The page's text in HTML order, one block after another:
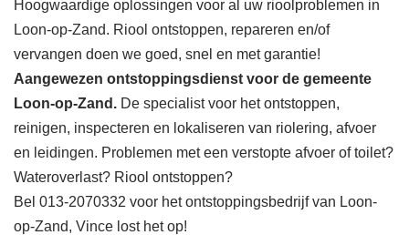
Hoogwaardige oplossingen voor al uw rioolproblemen in
Loon-op-Zand. Riool ontstoppen, repareren en/of
vervangen doen we goed, snel en met garantie!
Aangewezen ontstoppingsdienst voor de gemeente
Loon-op-Zand. De specialist voor het ontstoppen,
reinigen, inspecteren en lokaliseren van riolering, afvoer
en leidingen. Problemen met een verstopte afvoer of toilet?
Wateroverlast? Riool ontstoppen?
Bel 013-2070332 voor het ontstoppingsbedrijf van Loon-
op-Zand, Vince lost het op!